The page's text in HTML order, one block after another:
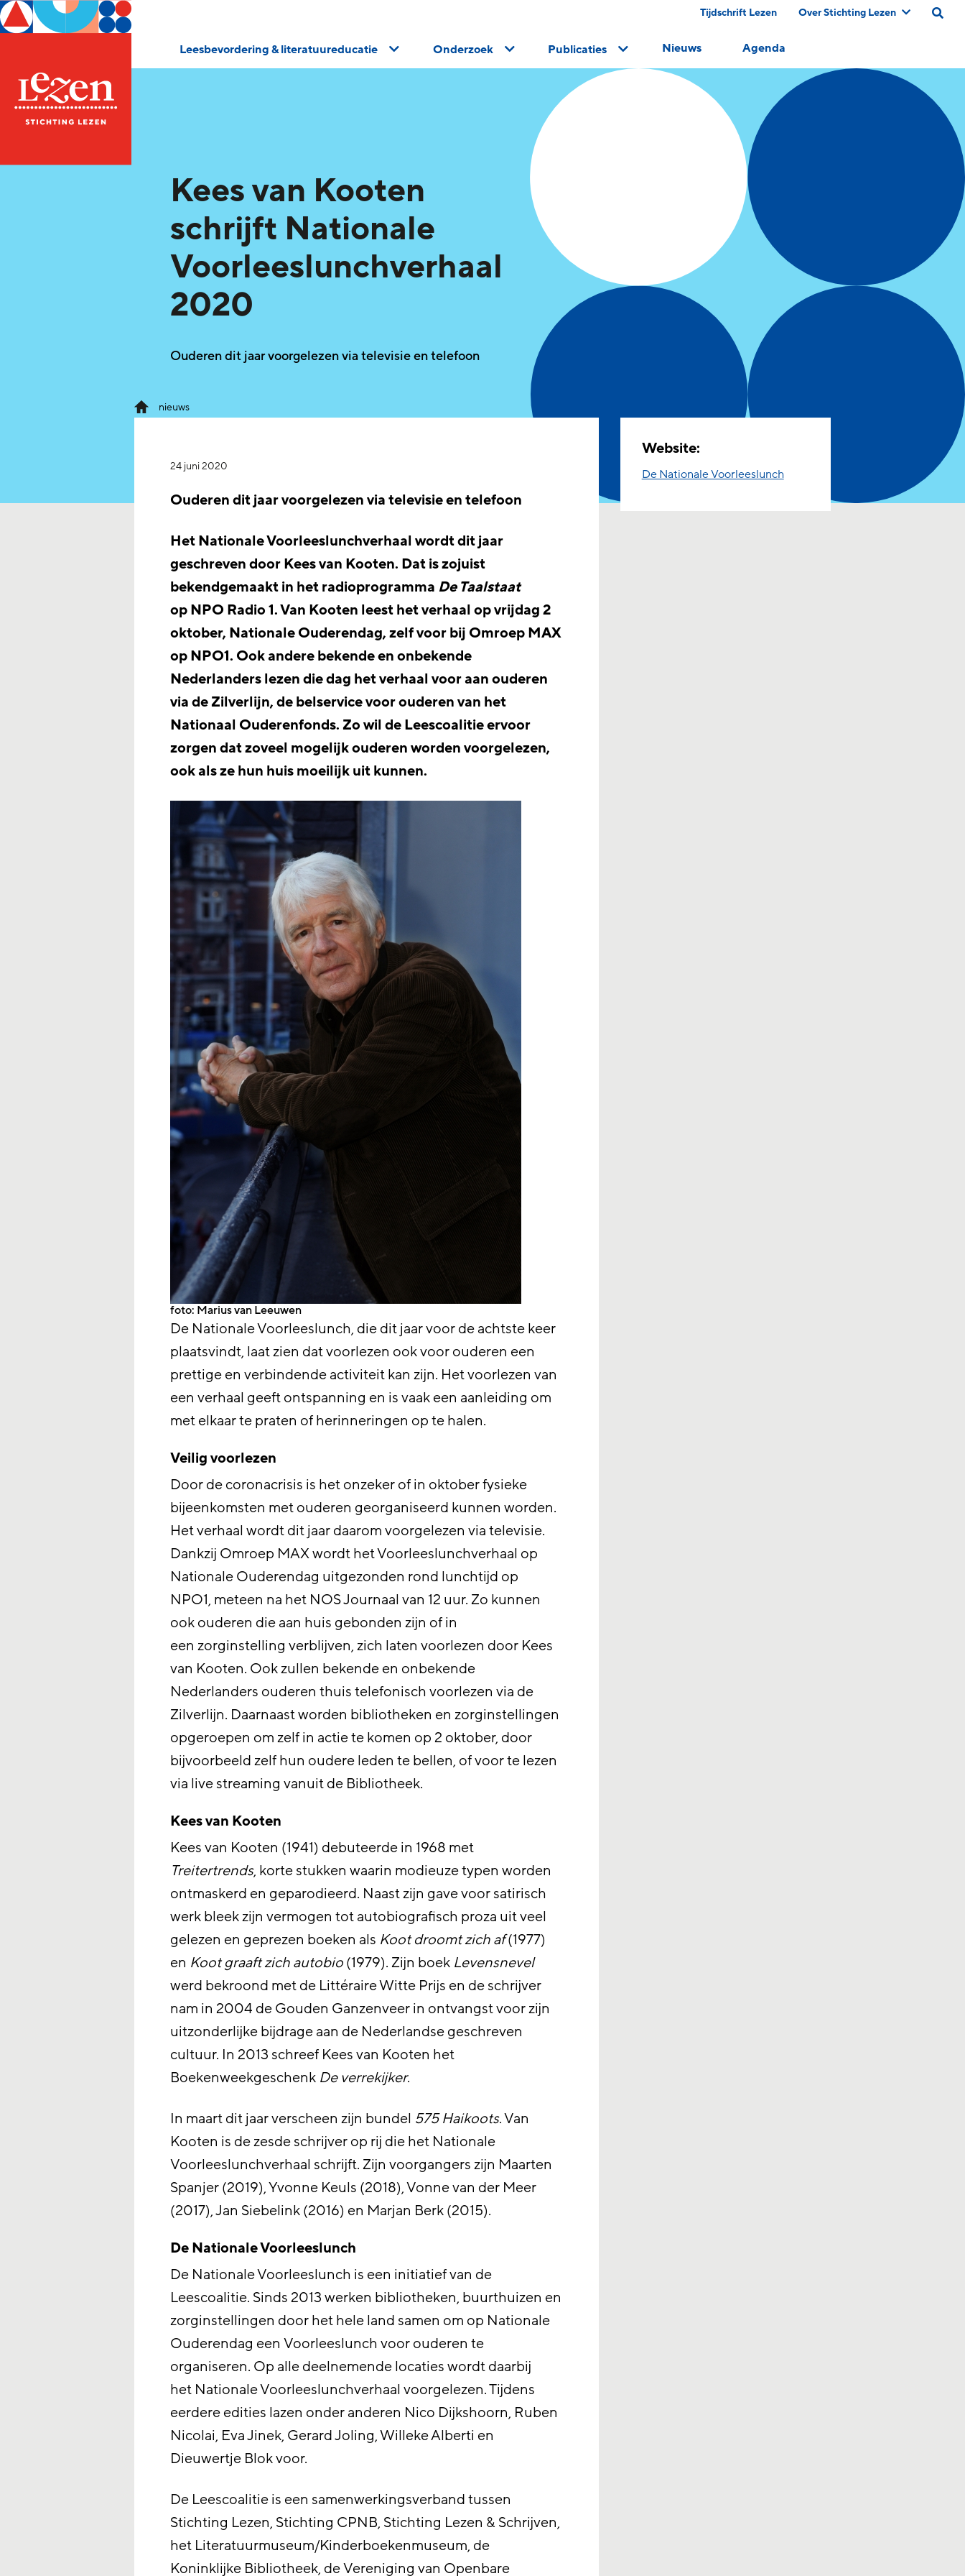
Tijdschrift Lezen Over Stichting Lezen
Leesbevordering & literatuureducatie Onderzoek Publicaties Nieuws Agenda
Kees van Kooten
schrijft Nationale
Voorleeslunchverhaal
2020
Ouderen dit jaar voorgelezen via televisie en telefoon
nieuws
Website:
De Nationale Voorleeslunch
24 juni 2020
Ouderen dit jaar voorgelezen via televisie en telefoon
Het Nationale Voorleeslunchverhaal wordt dit jaar
geschreven door Kees van Kooten. Dat is zojuist
bekendgemaakt in het radioprogramma De Taalstaat
op NPO Radio 1. Van Kooten leest het verhaal op vrijdag 2
oktober, Nationale Ouderendag, zelf voor bij Omroep MAX
op NPO1. Ook andere bekende en onbekende
Nederlanders lezen die dag het verhaal voor aan ouderen
via de Zilverlijn, de belservice voor ouderen van het
Nationaal Ouderenfonds. Zo wil de Leescoalitie ervoor
zorgen dat zoveel mogelijk ouderen worden voorgelezen,
ook als ze hun huis moeilijk uit kunnen.
foto: Marius van Leeuwen
De Nationale Voorleeslunch, die dit jaar voor de achtste keer
plaatsvindt, laat zien dat voorlezen ook voor ouderen een
prettige en verbindende activiteit kan zijn. Het voorlezen van
een verhaal geeft ontspanning en is vaak een aanleiding om
met elkaar te praten of herinneringen op te halen.
Veilig voorlezen
Door de coronacrisis is het onzeker of in oktober fysieke
bijeenkomsten met ouderen georganiseerd kunnen worden.
Het verhaal wordt dit jaar daarom voorgelezen via televisie.
Dankzij Omroep MAX wordt het Voorleeslunchverhaal op
Nationale Ouderendag uitgezonden rond lunchtijd op
NPO1, meteen na het NOS Journaal van 12 uur. Zo kunnen
ook ouderen die aan huis gebonden zijn of in
een zorginstelling verblijven, zich laten voorlezen door Kees
van Kooten. Ook zullen bekende en onbekende
Nederlanders ouderen thuis telefonisch voorlezen via de
Zilverlijn. Daarnaast worden bibliotheken en zorginstellingen
opgeroepen om zelf in actie te komen op 2 oktober, door
bijvoorbeeld zelf hun oudere leden te bellen, of voor te lezen
via live streaming vanuit de Bibliotheek.
Kees van Kooten
Kees van Kooten (1941) debuteerde in 1968 met
Treitertrends, korte stukken waarin modieuze typen worden
ontmaskerd en geparodieerd. Naast zijn gave voor satirisch
werk bleek zijn vermogen tot autobiografisch proza uit veel
gelezen en geprezen boeken als Koot droomt zich af(1977)
en Koot graaft zich autobio(1979). Zijn boek Levensnevel
werd bekroond met de Littéraire Witte Prijs en de schrijver
nam in 2004 de Gouden Ganzenveer in ontvangst voor zijn
uitzonderlijke bijdrage aan de Nederlandse geschreven
cultuur. In 2013 schreef Kees van Kooten het
Boekenweekgeschenk De verrekijker.
In maart dit jaar verscheen zijn bundel 575 Haikoots. Van
Kooten is de zesde schrijver op rij die het Nationale
Voorleeslunchverhaal schrijft. Zijn voorgangers zijn Maarten
Spanjer (2019), Yvonne Keuls (2018), Vonne van der Meer
(2017), Jan Siebelink (2016) en Marjan Berk (2015).
De Nationale Voorleeslunch
De Nationale Voorleeslunch is een initiatief van de
Leescoalitie. Sinds 2013 werken bibliotheken, buurthuizen en
zorginstellingen door het hele land samen om op Nationale
Ouderendag een Voorleeslunch voor ouderen te
organiseren. Op alle deelnemende locaties wordt daarbij
het Nationale Voorleeslunchverhaal voorgelezen. Tijdens
eerdere edities lazen onder anderen Nico Dijkshoorn, Ruben
Nicolai, Eva Jinek, Gerard Joling, Willeke Alberti en
Dieuwertje Blok voor.
De Leescoalitie is een samenwerkingsverband tussen
Stichting Lezen, Stichting CPNB, Stichting Lezen & Schrijven,
het Literatuurmuseum/Kinderboekenmuseum, de
Koninklijke Bibliotheek, de Vereniging van Openbare